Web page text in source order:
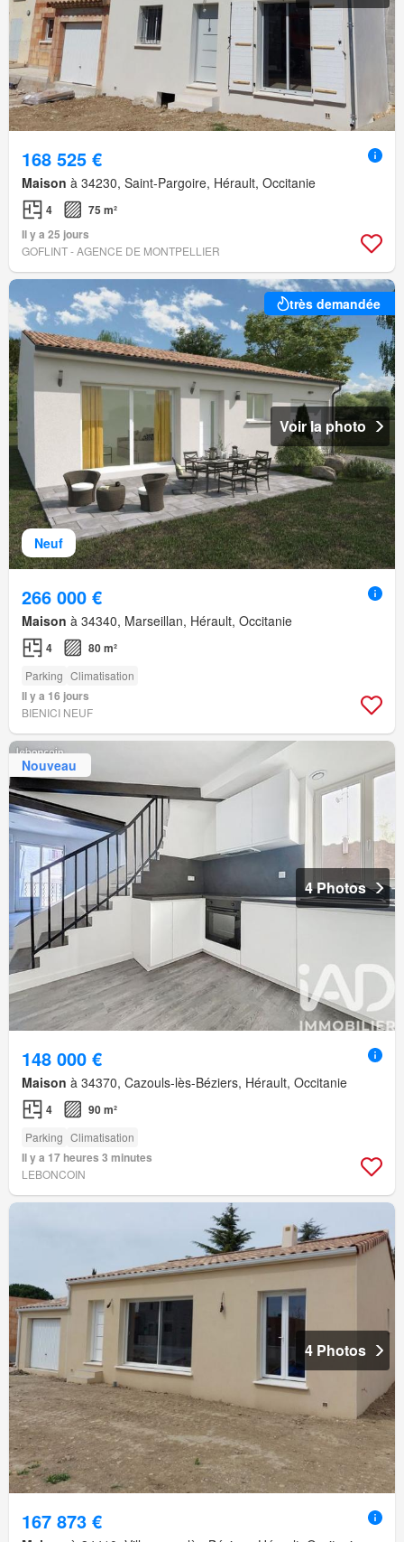
168 525 €
Maison à 34230, Saint-Pargoire, Hérault, Occitanie
4
75 m²
Il y a 25 jours
GOFLINT - AGENCE DE MONTPELLIER
Neuf
très demandée
Voir la photo
266 000 €
Maison à 34340, Marseillan, Hérault, Occitanie
4 80 m²
Parking Climatisation
Il y a 16 jours
BIENICI NEUF
Nouveau
4 Photos
148 000 €
Maison à 34370, Cazouls-lès-Béziers, Hérault, Occitanie
4 90 m²
Parking Climatisation
Il y a 17 heures 3 minutes
LEBONCOIN
4 Photos
167 873 €